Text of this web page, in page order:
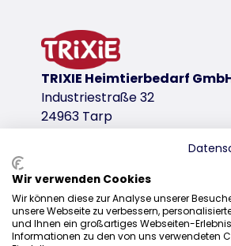
product variant
product variant: unique
Contents/Weight
500 g
Type of feed
<table><tr><td>Feed material</
Composition & Labelling
100 % rabbit skin with fur, dried
Store in a cool and dry place.
TRIXIE Heimtierbedarf
Industriestraße 32
24963 Tarp
Sales
0207 1542940
sales@trixieuk.uk
Wir verwenden Cookies
Wir können diese zur Analyse unserer
unsere Webseite zu verbessern,
und Ihnen ein großartiges Webseiten-
Informationen zu den von uns verwendeten